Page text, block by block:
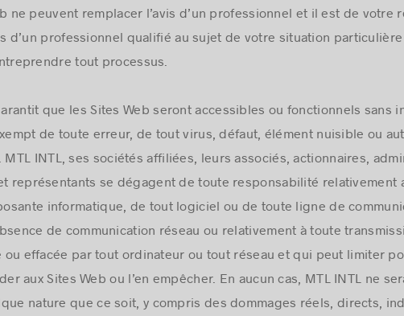
ne peuvent remplacer l’avis d’un professionnel et il est de votre
d’un professionnel qualifié au sujet de votre situation
tout processus.
que les Sites Web seront accessibles ou fonctionnels sans
de toute erreur, de tout virus, défaut, élément nuisible ou
INTL, ses sociétés affiliées, leurs associés, actionnaires,
représentants se dégagent de toute responsabilité relativement
informatique, de tout logiciel ou de toute ligne de
de communication réseau ou relativement à toute
effacée par tout ordinateur ou tout réseau et qui peut limiter
aux Sites Web ou l’en empêcher. En aucun cas, MTL INTL ne
nature que ce soit, y compris des dommages réels, directs,